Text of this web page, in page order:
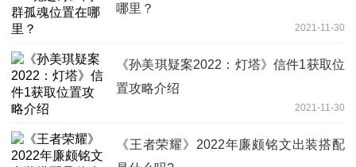
哪里？
2021-11-30
《孙美琪疑案2022：灯塔》信件1获取位
置攻略介绍
2021-11-30
《王者荣耀》2022年廉颇铭文出装搭配